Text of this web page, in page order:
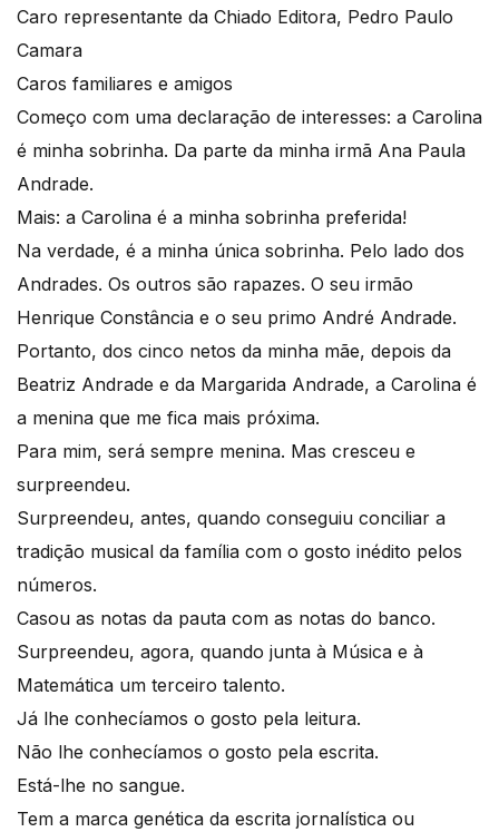
Caro representante da Chiado Editora, Pedro Paulo
Camara
Caros familiares e amigos
Começo com uma declaração de interesses: a Carolina
é minha sobrinha. Da parte da minha irmã Ana Paula
Andrade.
Mais: a Carolina é a minha sobrinha preferida!
Na verdade, é a minha única sobrinha. Pelo lado dos
Andrades. Os outros são rapazes. O seu irmão
Henrique Constância e o seu primo André Andrade.
Portanto, dos cinco netos da minha mãe, depois da
Beatriz Andrade e da Margarida Andrade, a Carolina é
a menina que me fica mais próxima.
Para mim, será sempre menina. Mas cresceu e
surpreendeu.
Surpreendeu, antes, quando conseguiu conciliar a
tradição musical da família com o gosto inédito pelos
números.
Casou as notas da pauta com as notas do banco.
Surpreendeu, agora, quando junta à Música e à
Matemática um terceiro talento.
Já lhe conhecíamos o gosto pela leitura.
Não lhe conhecíamos o gosto pela escrita.
Está-lhe no sangue.
Tem a marca genética da escrita jornalística ou